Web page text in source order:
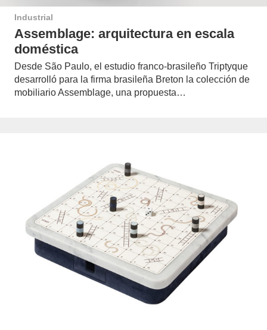
Industrial
Assemblage: arquitectura en escala
doméstica
Desde São Paulo, el estudio franco-brasileño Triptyque
desarrolló para la firma brasileña Breton la colección de
mobiliario Assemblage, una propuesta…